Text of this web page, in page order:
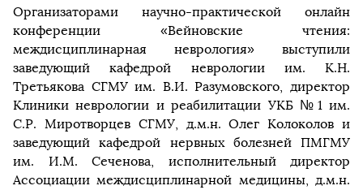
Организаторами научно-практической онлайн
конференции «Вейновские чтения:
междисциплинарная неврология» выступили
заведующий кафедрой неврологии им. К.Н.
Третьякова СГМУ им. В.И. Разумовского, директор
Клиники неврологии и реабилитации УКБ №1 им.
С.Р. Миротворцев СГМУ, д.м.н. Олег Колоколов и
заведующий кафедрой нервных болезней ПМГМУ
им. И.М. Сеченова, исполнительный директор
Ассоциации междисциплинарной медицины, д.м.н.